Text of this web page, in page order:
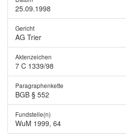
25.09.1998
Gericht
AG Trier
Aktenzeichen
7 C 1339/98
Paragraphenkette
BGB § 552
Fundstelle(n)
WuM 1999, 64